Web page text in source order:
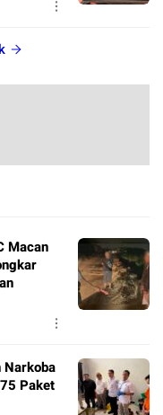
Macan
Narkoba
Paket